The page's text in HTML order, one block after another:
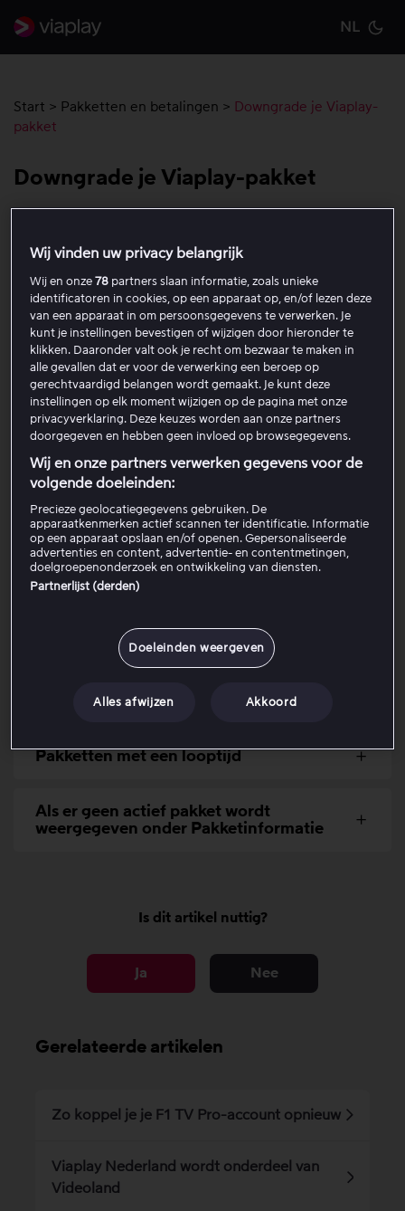
NL
Start > Pakketten en betalingen > Downgrade je Viaplay-
pakket
Downgrade je Viaplay-pakket
wanneer de wijziging ingaat en hoe je betaling wordt
beïnvloed. Een downgrade wordt op verschillende
manieren uitgevoerd, afhankelijk van of het
abonnement rechtstreeks door Viaplay, via Apple of via
een partner zoals een tv-provider wordt beheerd.
Ga naar Viaplay.com in een webbrowser.
Log in op je Viaplay-account.
OpenMijn account.
Pakketinformatie.
Volg de stappen in de onderstaande menu’s om te
downgraden, afhankelijk van of je een directe klant,
partnerklant bent of een pakket via Apple hebt.
Pakket downgraden bij Viaplay
Pakket downgraden via een partner
Pakket downgraden via Apple
Pakketten met een looptijd
Als er geen actief pakket wordt
weergegeven onder Pakketinformatie
Is dit artikel nuttig?
Ja Nee
Gerelateerde artikelen
Zo koppel je je F1 TV Pro-account opnieuw
Viaplay Nederland wordt onderdeel van
Videoland
Wij vinden uw privacy belangrijk
Wij en onze78 partners slaan informatie, zoals unieke
identificatoren in cookies, op een apparaat op, en/of lezen deze
van een apparaat in om persoonsgegevens te verwerken. Je
kunt je instellingen bevestigen of wijzigen door hieronder te
klikken. Daaronder valt ook je recht om bezwaar te maken in
alle gevallen dat er voor de verwerking een beroep op
gerechtvaardigd belangen wordt gemaakt. Je kunt deze
instellingen op elk moment wijzigen op de pagina met onze
privacyverklaring. Deze keuzes worden aan onze partners
doorgegeven en hebben geen invloed op browsegegevens.
Wij en onze partners verwerken gegevens voor de
volgende doeleinden:
Precieze geolocatiegegevens gebruiken. De
apparaatkenmerken actief scannen ter identificatie. Informatie
op een apparaat opslaan en/of openen. Gepersonaliseerde
advertenties en content, advertentie- en contentmetingen,
doelgroepenonderzoek en ontwikkeling van diensten.
Partnerlijst (derden)
Doeleinden weergeven
Alles afwijzen Akkoord